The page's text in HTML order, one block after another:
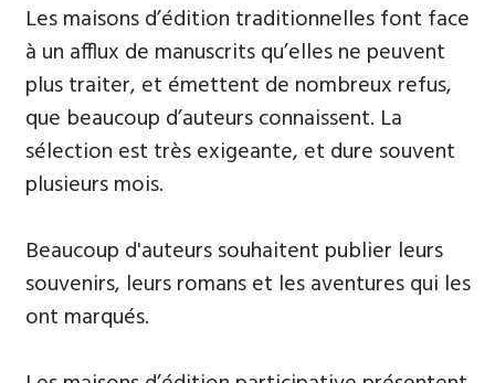
Les maisons d’édition traditionnelles font face
à un afflux de manuscrits qu’elles ne peuvent
plus traiter, et émettent de nombreux refus,
que beaucoup d’auteurs connaissent. La
sélection est très exigeante, et dure souvent
plusieurs mois.
Beaucoup d'auteurs souhaitent publier leurs
souvenirs, leurs ​romans et les aventures qui les
ont marqués.